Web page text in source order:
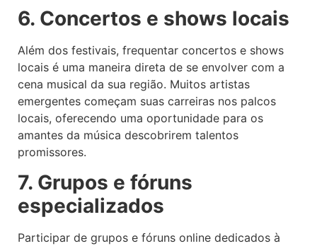
6. Concertos e shows locais
Além dos festivais, frequentar concertos e shows
locais é uma maneira direta de se envolver com a
cena musical da sua região. Muitos artistas
emergentes começam suas carreiras nos palcos
locais, oferecendo uma oportunidade para os
amantes da música descobrirem talentos
promissores.
7. Grupos e fóruns
especializados
Participar de grupos e fóruns online dedicados à